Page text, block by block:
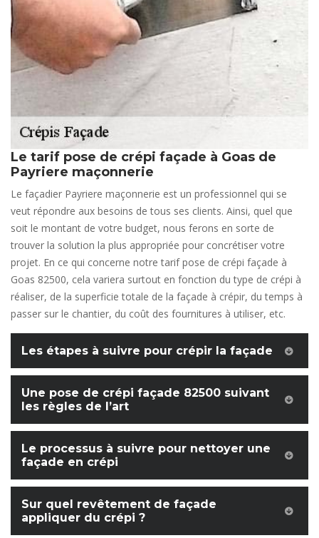
Le tarif pose de crépi façade à Goas de
Payriere maçonnerie
Le façadier Payriere maçonnerie est un professionnel qui se
veut répondre aux besoins de tous ses clients. Ainsi, quel que
soit le montant de votre budget, nous ferons en sorte de
trouver la solution la plus appropriée pour concrétiser votre
projet. En ce qui concerne notre tarif pose de crépi façade à
Goas 82500, cela variera surtout en fonction du type de crépi à
réaliser, de la superficie totale de la façade à crépir, du temps à
passer sur le chantier, du coût des fournitures à utiliser, etc.
Les étapes à suivre pour crépir la façade
Une pose de crépi façade 82500 suivant
les règles de l’art
Le processus à suivre pour nettoyer une
façade en crépi
Sur quel revêtement de façade
appliquer du crépi ?